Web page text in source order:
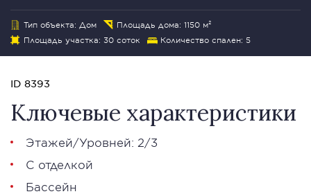
Тип объекта: Дом
Площадь дома: 1150 м²
Площадь участка: 30 соток
Количество спален: 5
ID 8393
Ключевые характеристики
Этажей/Уровней: 2/3
С отделкой
Бассейн